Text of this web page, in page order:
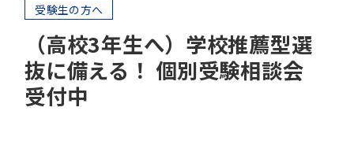
受験生の方へ
（高校3年生へ）学校推薦型選
抜に備える！ 個別受験相談会
受付中